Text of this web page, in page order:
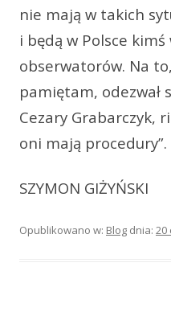
nie mają w takich
i będą w Polsce
obserwatorów. Na
pamiętam, odezwał
Cezary Grabarczyk,
oni mają procedury”.
SZYMON GIŻYŃSKI
Opublikowano w: Blog dnia: 20